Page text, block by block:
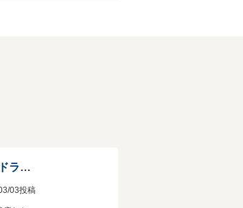
広さ＆高級感がある室内空間でドライブが楽しくなる車
03投稿